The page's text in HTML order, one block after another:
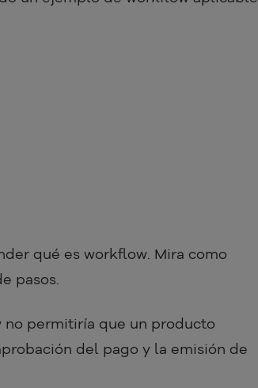
qué es workflow. Mira como
pasos.
permitiría que un producto
del pago y la emisión de